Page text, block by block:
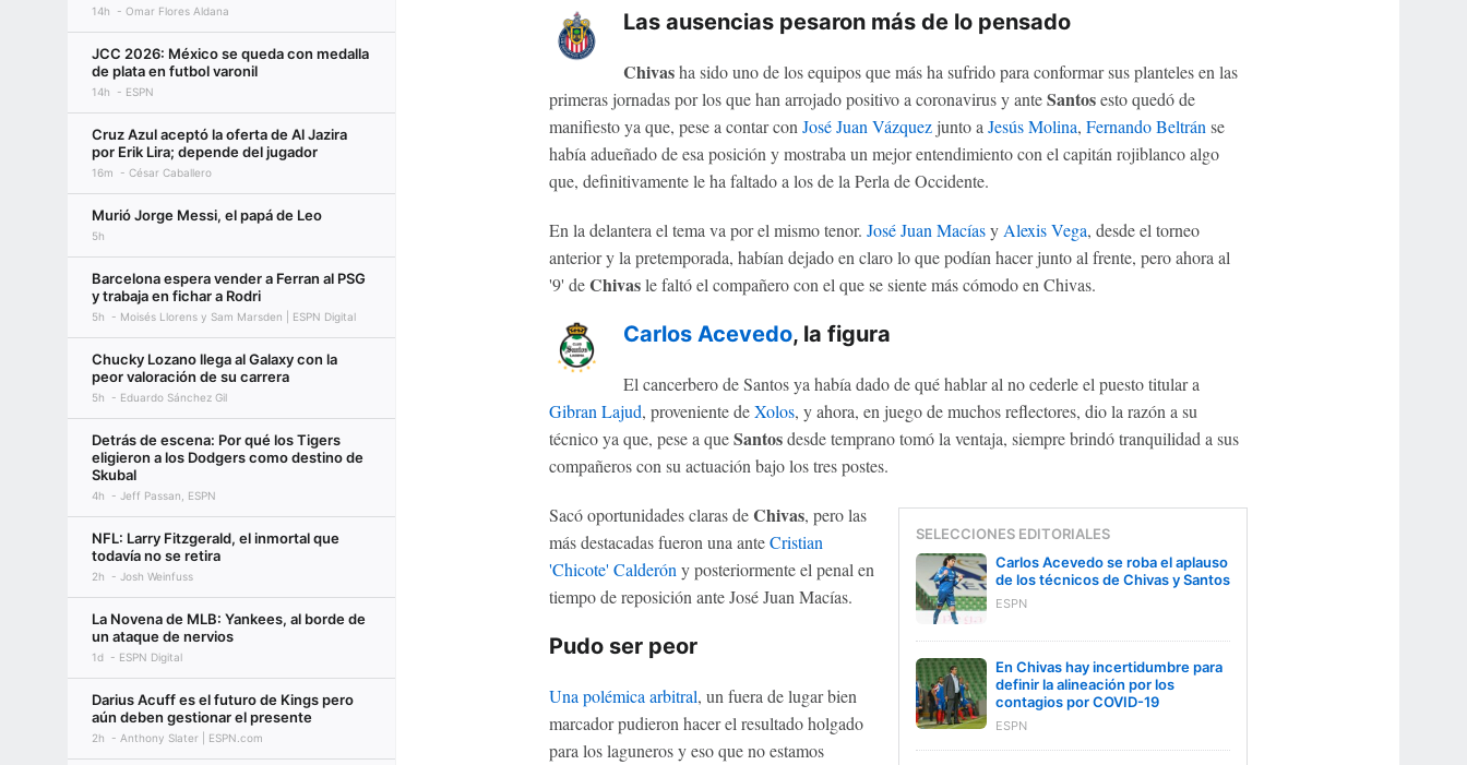
14h Omar Flores Aldana
JCC 2026: México se queda con medalla
de plata en futbol varonil
14h ESPN
Cruz Azul aceptó la oferta de Al Jazira
por Erik Lira; depende del jugador
16m César Caballero
Murió Jorge Messi, el papá de Leo
5h
Barcelona espera vender a Ferran al PSG
y trabaja en fichar a Rodri
5h Moisés Llorens y Sam Marsden | ESPN Digital
Chucky Lozano llega al Galaxy con la
peor valoración de su carrera
5h Eduardo Sánchez Gil
Detrás de escena: Por qué los Tigers
eligieron a los Dodgers como destino de
Skubal
4h Jeff Passan, ESPN
NFL: Larry Fitzgerald, el inmortal que
todavía no se retira
2h Josh Weinfuss
La Novena de MLB: Yankees, al borde de
un ataque de nervios
1d ESPN Digital
Darius Acuff es el futuro de Kings pero
aún deben gestionar el presente
2h Anthony Slater | ESPN.com
Las ausencias pesaron más de lo pensado
Chivasha sido uno de los equipos que más ha sufrido para conformar sus planteles en las
primeras jornadas por los que han arrojado positivo a coronavirus y anteSantosesto quedó de
manifiesto ya que, pese a contar conJosé Juan Vázquezjunto aJesús Molina, Fernando Beltránse
había adueñado de esa posición y mostraba un mejor entendimiento con el capitán rojiblanco algo
que, definitivamente le ha faltado a los de la Perla de Occidente.
En la delantera el tema va por el mismo tenor. José Juan MacíasyAlexis Vega, desde el torneo
anterior y la pretemporada, habían dejado en claro lo que podían hacer junto al frente, pero ahora al
'9' deChivasle faltó el compañero con el que se siente más cómodo en Chivas.
Carlos Acevedo, la figura
El cancerbero de Santos ya había dado de qué hablar al no cederle el puesto titular a
Gibran Lajud, proveniente deXolos, y ahora, en juego de muchos reflectores, dio la razón a su
técnico ya que, pese a queSantosdesde temprano tomó la ventaja, siempre brindó tranquilidad a sus
compañeros con su actuación bajo los tres postes.
SELECCIONES EDITORIALES
Carlos Acevedo se roba el aplauso
de los técnicos de Chivas y Santos
ESPN
En Chivas hay incertidumbre para
definir la alineación por los
contagios por COVID-19
ESPN
Sacó oportunidades claras deChivas, pero las
más destacadas fueron una anteCristian
'Chicote' Calderóny posteriormente el penal en
tiempo de reposición ante José Juan Macías.
Pudo ser peor
Una polémica arbitral, un fuera de lugar bien
marcador pudieron hacer el resultado holgado
para los laguneros y eso que no estamos